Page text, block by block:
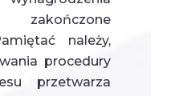
należy,
procedury
przetwarza